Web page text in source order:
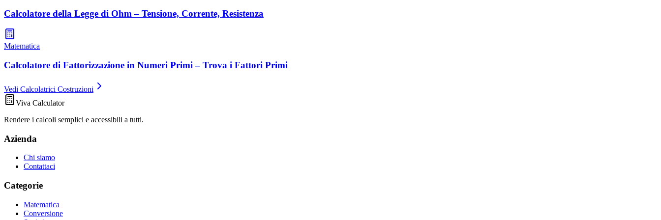
Calcolatore della Legge di Ohm – Tensione, Corrente, Resistenza
Matematica
Calcolatore di Fattorizzazione in Numeri Primi – Trova i Fattori Primi
Vedi Calcolatrici Costruzioni
Viva Calculator
Rendere i calcoli semplici e accessibili a tutti.
Azienda
Chi siamo
Contattaci
Categorie
Matematica
Conversione